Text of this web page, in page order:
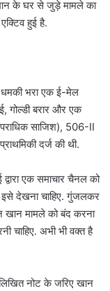
खान के घर से जुड़े मामले का
हुई है.
भरा एक ई-मेल
गोल्डी बरार और एक
साजिश), 506-II
दर्ज की थी.
एक समाचार चैनल को
इसे देखना चाहिए. गुंजलकर
खान मामले को बंद करना
चाहिए. अभी भी वक्त है
नोट के जरिए खान